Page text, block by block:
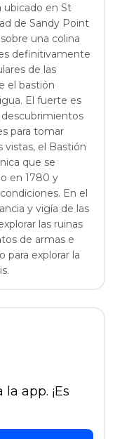
ubicado en St
de Sandy Point
una colina
definitivamente
de las
el bastión
El fuerte es
para tomar
vistas, el Bastión
que se
en 1780 y
En el
y vigía de las
las ruinas
de armas e
para explorar la
app. ¡Es